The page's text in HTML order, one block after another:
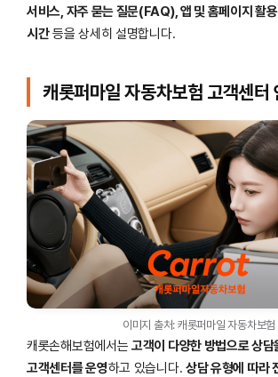
서비스, 자주 묻는 질문(FAQ), 앱 및 홈페이지 활
시간등을 상세히 설명합니다.
캐롯퍼마일 자동차보험 고객센터
이미지 출처: 캐롯퍼마일 자동차보험
캐롯손해보험에서는 고객이 다양한 방법으로 상담
고객센터를 운영하고 있습니다. 상담 유형에 따라